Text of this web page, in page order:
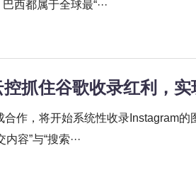
西都属于全球最“···
抓住谷歌收录红利，实
合作，将开始系统性收录Instagram
容”与“搜索···